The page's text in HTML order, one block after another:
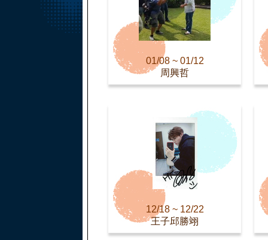
01/08 ~ 01/12
周興哲
12/18 ~ 12/22
王子邱勝翊